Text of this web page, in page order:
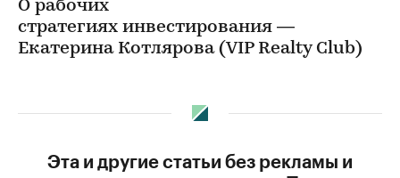
О рабочих
стратегиях инвестирования —
Екатерина Котлярова (VIP Realty Club)
Эта и другие статьи без рекламы и